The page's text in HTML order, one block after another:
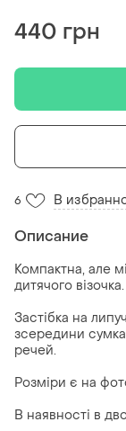
440 грн
6 В
Описание
Компактна, але
дитячого візочка.
Застібка на
зсередини сумка
речей.
Розміри є на
В наявності в